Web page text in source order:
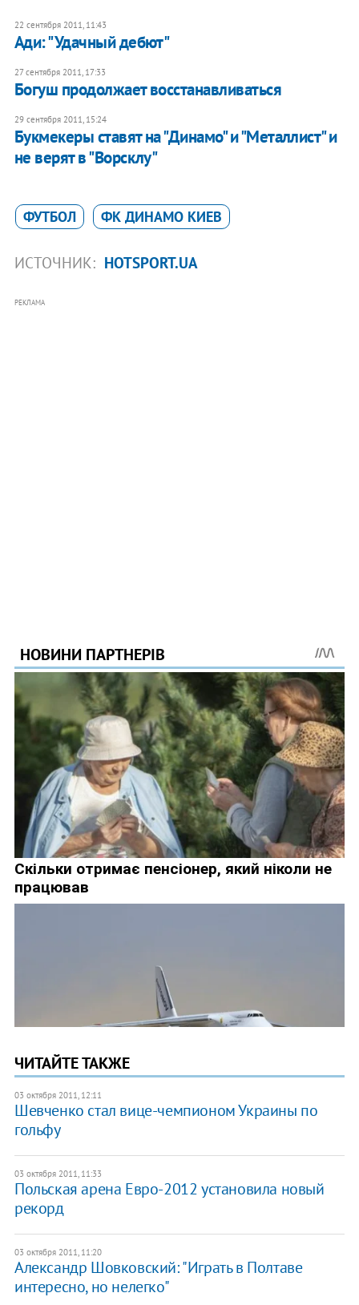
22 сентября 2011, 11:43
Ади: "Удачный дебют"
27 сентября 2011, 17:33
Богуш продолжает восстанавливаться
29 сентября 2011, 15:24
Букмекеры ставят на "Динамо" и "Металлист" и
не верят в "Ворсклу"
ФУТБОЛ ФК ДИНАМО КИЕВ
ИСТОЧНИК: HOTSPORT.UA
РЕКЛАМА
ЧИТАЙТЕ ТАКЖЕ
03 октября 2011, 12:11
Шевченко стал вице-чемпионом Украины по
гольфу
03 октября 2011, 11:33
Польская арена Евро-2012 установила новый
рекорд
03 октября 2011, 11:20
Александр Шовковский: "Играть в Полтаве
интересно, но нелегко"